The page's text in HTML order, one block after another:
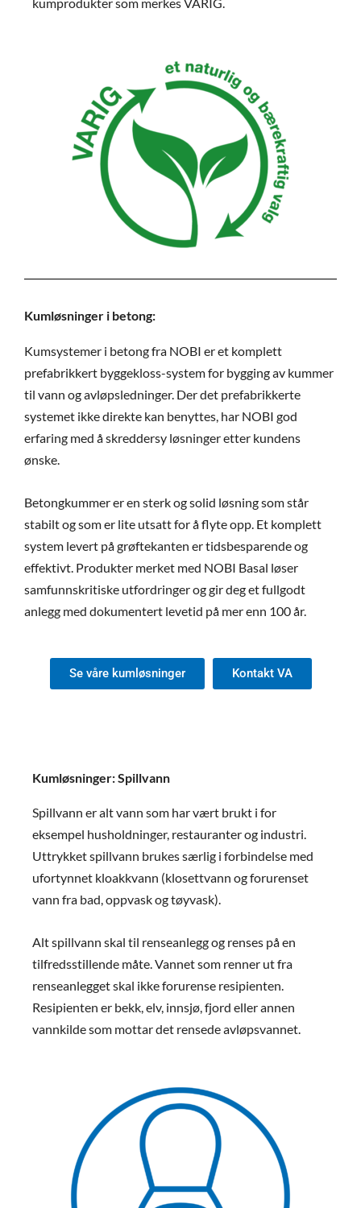
kumprodukter som merkes VARIG.
Kumløsninger i betong:
Kumsystemer i betong fra NOBI er et komplett
prefabrikkert byggekloss-system for bygging av kummer
til vann og avløpsledninger. Der det prefabrikkerte
systemet ikke direkte kan benyttes, har NOBI god
erfaring med å skreddersy løsninger etter kundens
ønske.
Betongkummer er en sterk og solid løsning som står
stabilt og som er lite utsatt for å flyte opp. Et komplett
system levert på grøftekanten er tidsbesparende og
effektivt. Produkter merket med NOBI Basal løser
samfunnskritiske utfordringer og gir deg et fullgodt
anlegg med dokumentert levetid på mer enn 100 år.
Se våre kumløsninger Kontakt VA
Kumløsninger: Spillvann
Spillvann er alt vann som har vært brukt i for
eksempel husholdninger, restauranter og industri.
Uttrykket spillvann brukes særlig i forbindelse med
ufortynnet kloakkvann (klosettvann og forurenset
vann fra bad, oppvask og tøyvask).
Alt spillvann skal til renseanlegg og renses på en
tilfredsstillende måte. Vannet som renner ut fra
renseanlegget skal ikke forurense resipienten.
Resipienten er bekk, elv, innsjø, fjord eller annen
vannkilde som mottar det rensede avløpsvannet.